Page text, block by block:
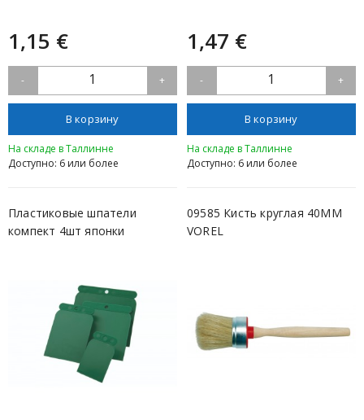
1,15 €
- 1 +
В корзину
На складе в Таллинне
Доступно: 6 или более
1,47 €
- 1 +
В корзину
На складе в Таллинне
Доступно: 6 или более
Пластиковые шпатели
компект 4шт японки
09585 Кисть круглая 40MM
VOREL